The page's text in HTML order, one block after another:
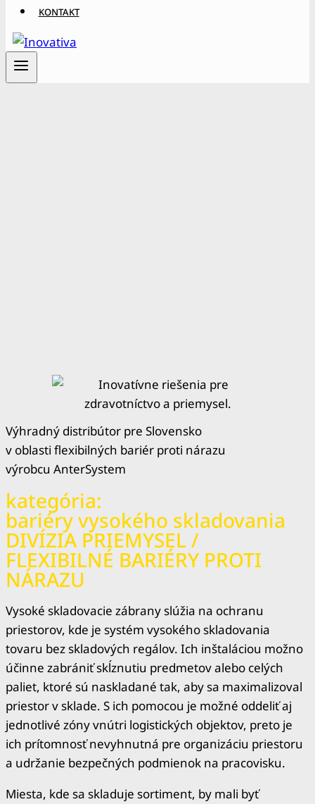
KONTAKT
Výhradný distribútor pre Slovensko
v oblasti flexibilných bariér proti nárazu
výrobcu AnterSystem
kategória:
bariéry vysokého skladovania
DIVÍZIA PRIEMYSEL /
FLEXIBILNÉ BARIÉRY PROTI
NÁRAZU
Vysoké skladovacie zábrany slúžia na ochranu
priestorov, kde je systém vysokého skladovania
tovaru bez skladových regálov. Ich inštaláciou možno
účinne zabrániť skĺznutiu predmetov alebo celých
paliet, ktoré sú naskladané tak, aby sa maximalizoval
priestor v sklade. S ich pomocou je možné oddeliť aj
jednotlivé zóny vnútri logistických objektov, preto je
ich prítomnosť nevyhnutná pre organizáciu priestoru
a udržanie bezpečných podmienok na pracovisku.
Miesta, kde sa skladuje sortiment, by mali byť